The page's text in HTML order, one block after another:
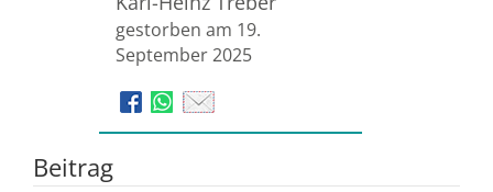
gestorben am 19.
September 2025
Beitrag